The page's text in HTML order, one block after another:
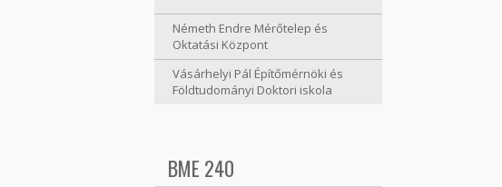
Németh Endre Mérőtelep és
Oktatási Központ
Vásárhelyi Pál Építőmérnöki és
Földtudományi Doktori iskola
BME 240